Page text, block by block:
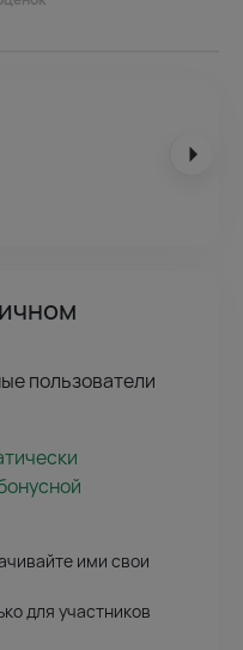
пользователи
ими свои
для участников